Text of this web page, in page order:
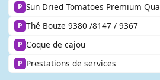
P Sun Dried Tomatoes Premium Qua
P Thé Bouze 9380 /8147 / 9367
P Coque de cajou
P Prestations de services